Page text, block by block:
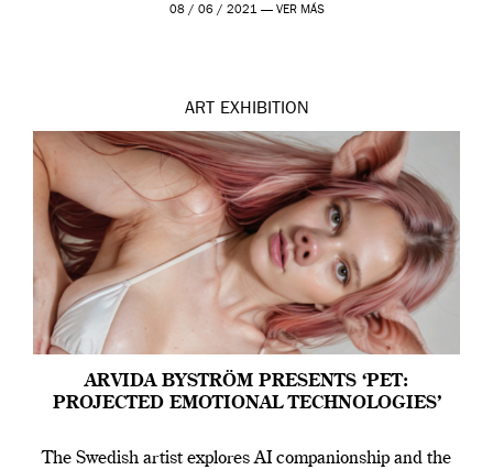
08 / 06 / 2021 — VER MÁS
ART EXHIBITION
ARVIDA BYSTRÖM PRESENTS ‘PET:
PROJECTED EMOTIONAL TECHNOLOGIES’
The Swedish artist explores AI companionship and the